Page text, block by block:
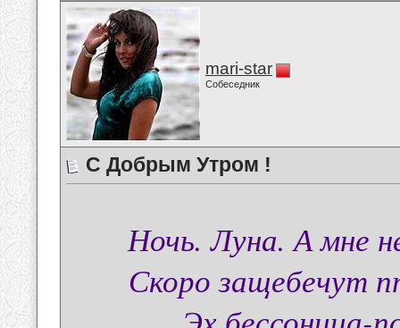
mari-star
Собеседник
С Добрым Утром !
Ночь. Луна. А мне
Скоро защебечут